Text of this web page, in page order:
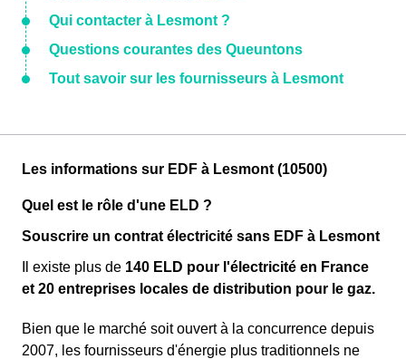
Qui contacter à Lesmont ?
Questions courantes des Queuntons
Tout savoir sur les fournisseurs à Lesmont
Les informations sur EDF à Lesmont (10500)
Quel est le rôle d'une ELD ?
Souscrire un contrat électricité sans EDF à Lesmont
Il existe plus de 140 ELD pour l'électricité en France
et 20 entreprises locales de distribution pour le gaz.
Bien que le marché soit ouvert à la concurrence depuis
2007, les fournisseurs d'énergie plus traditionnels ne